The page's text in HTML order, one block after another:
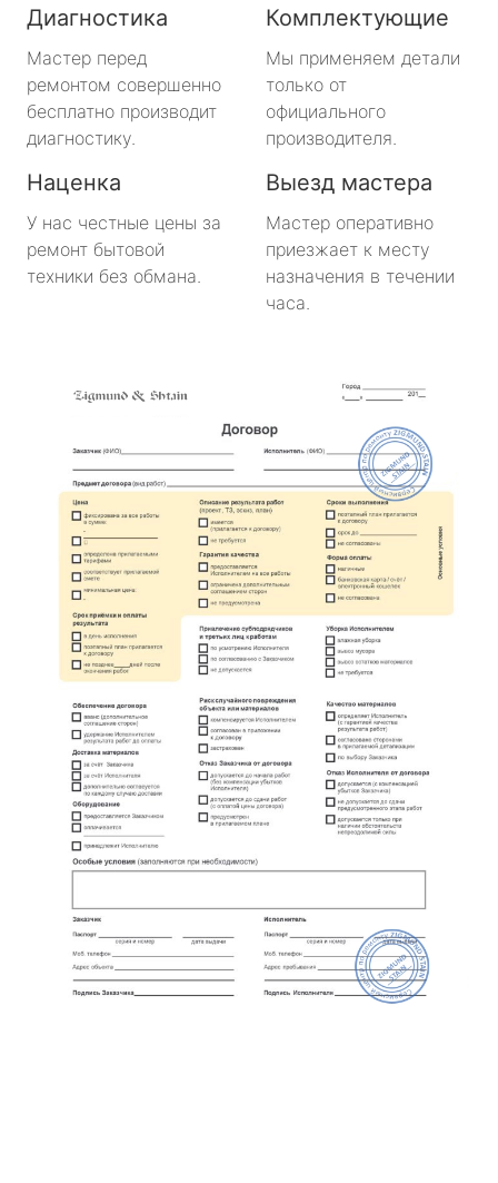
Диагностика
Мастер перед
ремонтом совершенно
бесплатно производит
диагностику.
Комплектующие
Мы применяем детали
только от
официального
производителя.
Наценка
У нас честные цены за
ремонт бытовой
техники без обмана.
Выезд мастера
Мастер оперативно
приезжает к месту
назначения в течении
часа.